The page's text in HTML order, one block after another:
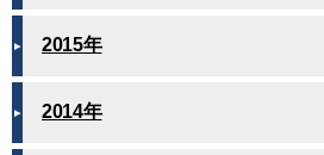
2015年
2014年